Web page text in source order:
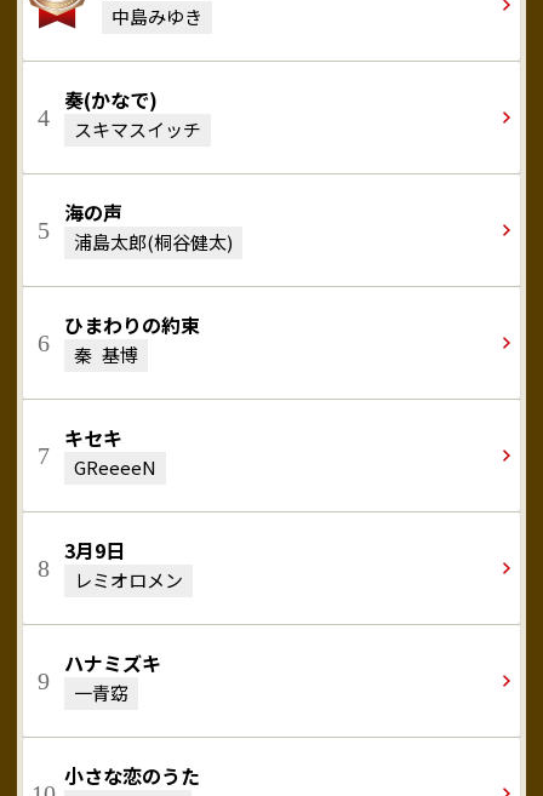
中島みゆき
奏(かなで)
スキマスイッチ
海の声
浦島太郎(桐谷健太)
ひまわりの約束
秦 基博
キセキ
GReeeeN
3月9日
レミオロメン
ハナミズキ
一青窈
小さな恋のうた